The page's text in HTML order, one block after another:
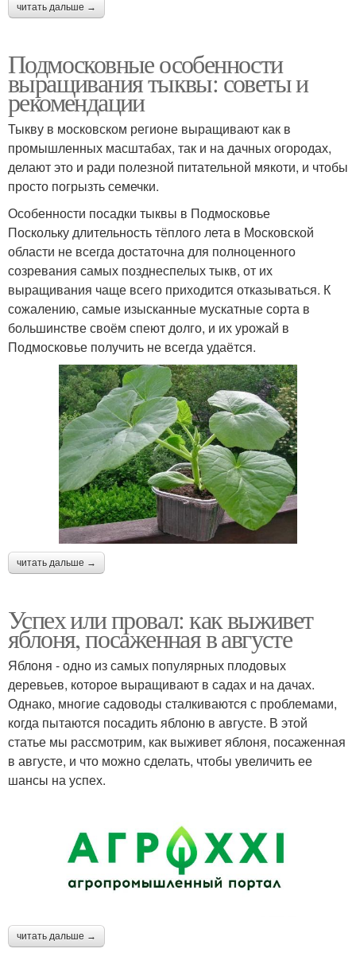
читать дальше →
Подмосковные особенности
выращивания тыквы: советы и
рекомендации
Тыкву в московском регионе выращивают как в
промышленных масштабах, так и на дачных огородах,
делают это и ради полезной питательной мякоти, и чтобы
просто погрызть семечки.
Особенности посадки тыквы в Подмосковье
Поскольку длительность тёплого лета в Московской
области не всегда достаточна для полноценного
созревания самых позднеспелых тыкв, от их
выращивания чаще всего приходится отказываться. К
сожалению, самые изысканные мускатные сорта в
большинстве своём спеют долго, и их урожай в
Подмосковье получить не всегда удаётся.
читать дальше →
Успех или провал: как выживет
яблоня, посаженная в августе
Яблоня - одно из самых популярных плодовых
деревьев, которое выращивают в садах и на дачах.
Однако, многие садоводы сталкиваются с проблемами,
когда пытаются посадить яблоню в августе. В этой
статье мы рассмотрим, как выживет яблоня, посаженная
в августе, и что можно сделать, чтобы увеличить ее
шансы на успех.
читать дальше →